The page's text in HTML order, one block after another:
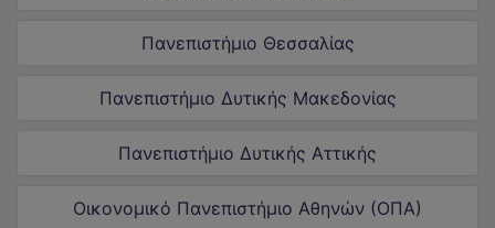
Πανεπιστήμιο Θεσσαλίας
Πανεπιστήμιο Δυτικής Μακεδονίας
Πανεπιστήμιο Δυτικής Αττικής
Οικονομικό Πανεπιστήμιο Αθηνών (ΟΠΑ)